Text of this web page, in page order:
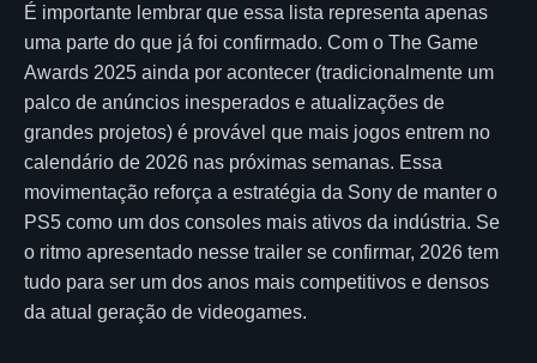
É importante lembrar que essa lista representa apenas
uma parte do que já foi confirmado. Com o The Game
Awards 2025 ainda por acontecer (tradicionalmente um
palco de anúncios inesperados e atualizações de
grandes projetos) é provável que mais jogos entrem no
calendário de 2026 nas próximas semanas. Essa
movimentação reforça a estratégia da Sony de manter o
PS5 como um dos consoles mais ativos da indústria. Se
o ritmo apresentado nesse trailer se confirmar, 2026 tem
tudo para ser um dos anos mais competitivos e densos
da atual geração de videogames.